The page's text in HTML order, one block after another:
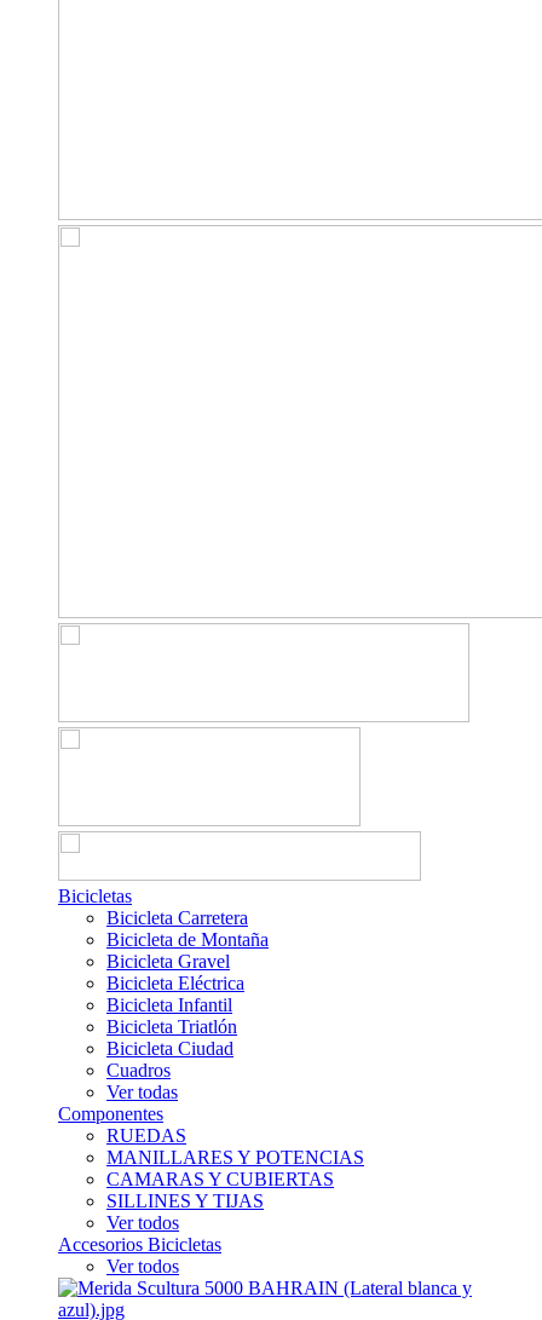
Bicicletas
Bicicleta Carretera
Bicicleta de Montaña
Bicicleta Gravel
Bicicleta Eléctrica
Bicicleta Infantil
Bicicleta Triatlón
Bicicleta Ciudad
Cuadros
Ver todas
Componentes
RUEDAS
MANILLARES Y POTENCIAS
CAMARAS Y CUBIERTAS
SILLINES Y TIJAS
Ver todos
Accesorios Bicicletas
Ver todos